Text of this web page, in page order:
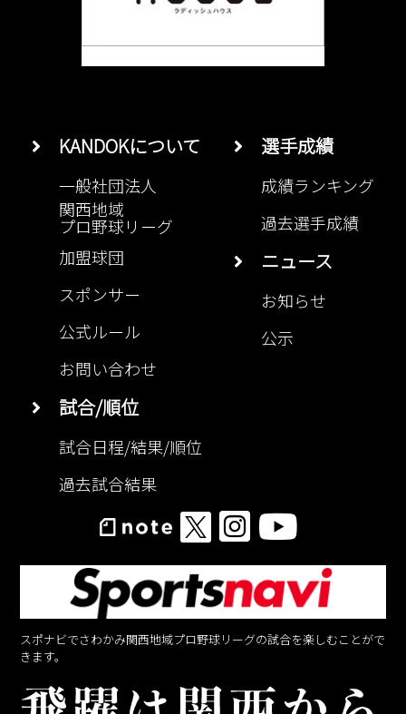
KANDOKについて
一般社団法人
関西地域
プロ野球リーグ
加盟球団
スポンサー
公式ルール
お問い合わせ
試合/順位
試合日程/結果/順位
過去試合結果
選手成績
成績ランキング
過去選手成績
ニュース
お知らせ
公示
スポナビでさわかみ関西地域プロ野球リーグの試合を楽しむことがで
きます。